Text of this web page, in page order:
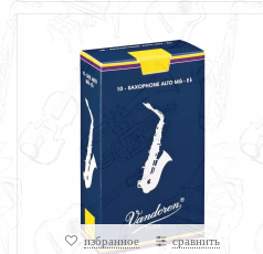
избранное сравнить